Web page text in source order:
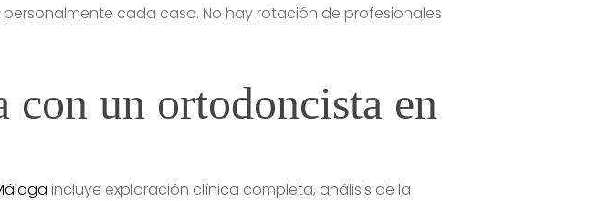
cada caso. No hay rotación de profesionales
un ortodoncista en
incluye exploración clínica completa, análisis de la